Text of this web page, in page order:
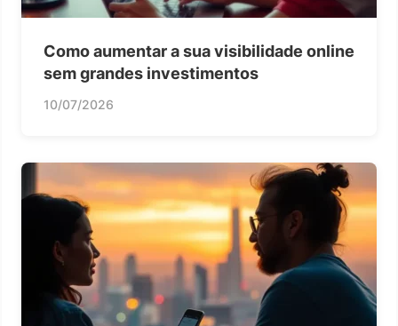
Como aumentar a sua visibilidade online
sem grandes investimentos
10/07/2026